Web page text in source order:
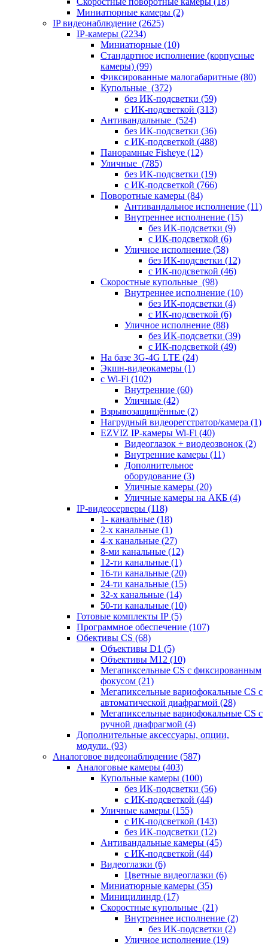
Миниатюрные камеры (2)
IP видеонаблюдение (2625)
IP-камеры (2234)
Миниатюрные (10)
Стандартное исполнение (корпусные
камеры) (99)
Фиксированные малогабаритные (80)
Купольные (372)
без ИК-подсветки (59)
с ИК-подсветкой (313)
Антивандальные (524)
без ИК-подсветки (36)
с ИК-подсветкой (488)
Панорамные Fisheye (12)
Уличные (785)
без ИК-подсветки (19)
с ИК-подсветкой (766)
Поворотные камеры (84)
Антивандальное исполнение (11)
Внутреннее исполнение (15)
без ИК-подсветки (9)
с ИК-подсветкой (6)
Уличное исполнение (58)
без ИК-подсветки (12)
с ИК-подсветкой (46)
Скоростные купольные (98)
Внутреннее исполнение (10)
без ИК-подсветки (4)
с ИК-подсветкой (6)
Уличное исполнение (88)
без ИК-подсветки (39)
с ИК-подсветкой (49)
На базе 3G-4G LTE (24)
Экшн-видеокамеры (1)
с Wi-Fi (102)
Внутренние (60)
Уличные (42)
Взрывозащищённые (2)
Нагрудный видеорегстратор/камера (1)
EZVIZ IP-камеры Wi-Fi (40)
Видеоглазок + виодеозвонок (2)
Внутренние камеры (11)
Дополнительное
оборудование (3)
Уличные камеры (20)
Уличные камеры на АКБ (4)
IP-видеосерверы (118)
1- канальные (18)
2-х канальные (1)
4-х канальные (27)
8-ми канальные (12)
12-ти канальные (1)
16-ти канальные (20)
24-ти канальные (15)
32-х канальные (14)
50-ти канальные (10)
Готовые комплекты IP (5)
Программное обеспечение (107)
Обективы CS (68)
Объективы D1 (5)
Объективы M12 (10)
Мегапиксельные CS c фиксированным
фокусом (21)
Мегапиксельные вариофокальные CS c
автоматической диафрагмой (28)
Мегапиксельные вариофокальные CS c
ручной диафрагмой (4)
Дополнительные аксессуары, опции,
модули. (93)
Аналоговое видеонаблюдение (587)
Аналоговые камеры (403)
Купольные камеры (100)
без ИК-подсветки (56)
с ИК-подсветкой (44)
Уличные камеры (155)
с ИК-подсветкой (143)
без ИК-подсветки (12)
Антивандальные камеры (45)
с ИК-подсветкой (44)
Видеоглазки (6)
Цветные видеоглазки (6)
Миниатюрные камеры (35)
Миницилиндр (17)
Скоростные купольные (21)
Внутреннее исполнение (2)
без ИК-подсветки (2)
Уличное исполнение (19)